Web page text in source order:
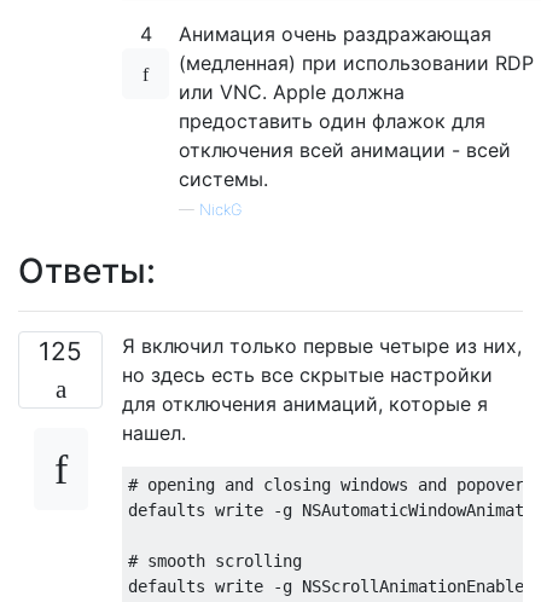
4
Анимация очень раздражающая
(медленная) при использовании RDP
или VNC. Apple должна
предоставить один флажок для
отключения всей анимации - всей
системы.
— NickG
Ответы:
125
Я включил только первые четыре из них,
но здесь есть все скрытые настройки
для отключения анимаций, которые я
нашел.
# opening and closing windows and popovers
defaults write -g
# smooth scrolling
defaults write -g